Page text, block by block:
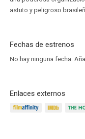
astuto y peligroso
Fechas de estrenos
No hay ninguna fecha.
Enlaces externos